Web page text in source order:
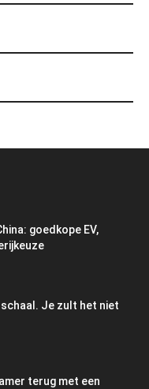
goedkope EV,
schaal. Je zult het niet
terug met een